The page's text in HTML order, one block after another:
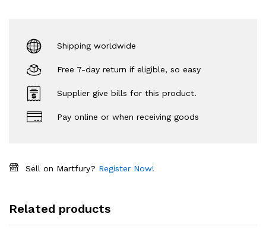
Shipping worldwide
Free 7-day return if eligible, so easy
Supplier give bills for this product.
Pay online or when receiving goods
Sell on Martfury? Register Now!
Related products